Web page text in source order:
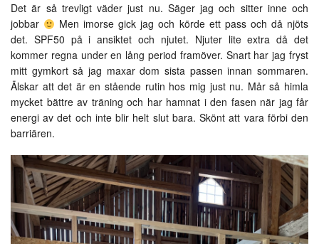
Det är så trevligt väder just nu. Säger jag och sitter inne och
jobbar
Men imorse gick jag och körde ett pass och då njöts
det. SPF50 på i ansiktet och njutet. Njuter lite extra då det
kommer regna under en lång period framöver. Snart har jag fryst
mitt gymkort så jag maxar dom sista passen innan sommaren.
Älskar att det är en stående rutin hos mig just nu. Mår så himla
mycket bättre av träning och har hamnat i den fasen när jag får
energi av det och inte blir helt slut bara. Skönt att vara förbi den
barriären.